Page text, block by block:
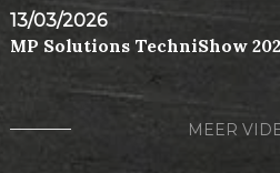
13/03/2026
MP Solutions TechniShow
MEER